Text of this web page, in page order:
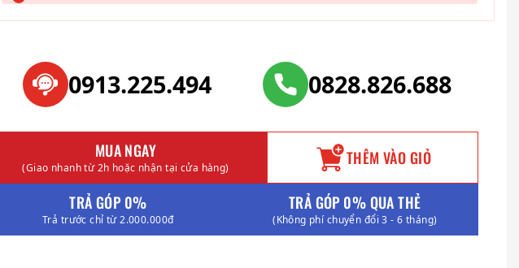
0913.225.494 0828.826.688
MUA NGAY
(Giao nhanh từ 2h hoặc nhận tại cửa hàng) THÊM VÀO GIỎ
TRẢ GÓP 0%
Trả trước chỉ từ 2.000.000đ
TRẢ GÓP 0% QUA THẺ
(Không phí chuyển đổi 3 - 6 tháng)